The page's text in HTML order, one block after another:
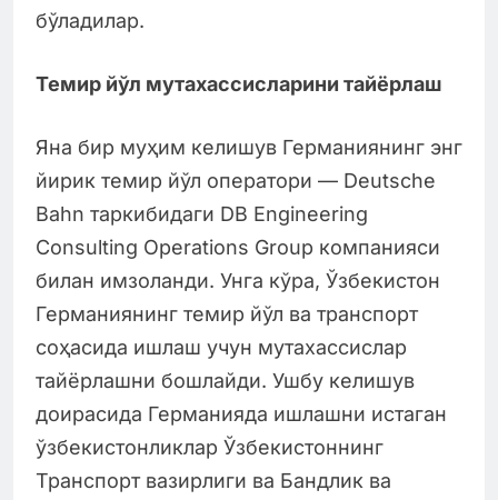
бўладилар.
Темир йўл мутахассисларини тайёрлаш
Яна бир муҳим келишув Германиянинг энг
йирик темир йўл оператори — Deutsche
Bahn таркибидаги DB Engineering
Consulting Operations Group компанияси
билан имзоланди. Унга кўра, Ўзбекистон
Германиянинг темир йўл ва транспорт
соҳасида ишлаш учун мутахассислар
тайёрлашни бошлайди. Ушбу келишув
доирасида Германияда ишлашни истаган
ўзбекистонликлар Ўзбекистоннинг
Транспорт вазирлиги ва Бандлик ва